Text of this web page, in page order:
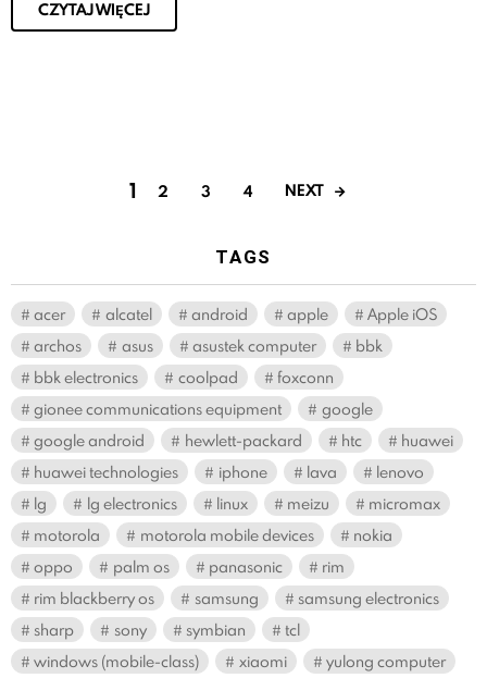
CZYTAJ WIĘCEJ
1 2 3 4 NEXT
TAGS
acer alcatel android apple
Apple iOS
archos
asus asustek computer
bbk
bbk electronics
coolpad
foxconn
gionee communications equipment
google
google android
hewlett-packard htc
huawei
huawei technologies
iphone lava
lenovo
lg
lg electronics linux meizu
micromax
motorola
motorola mobile devices
nokia
oppo
palm os panasonic
rim
rim blackberry os
samsung
samsung electronics
sharp
sony symbian
tcl
windows (mobile-class)
xiaomi
yulong computer